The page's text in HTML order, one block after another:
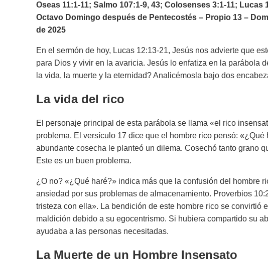
Oseas 11:1-11; Salmo 107:1-9, 43; Colosenses 3:1-11; Lucas
Octavo Domingo después de Pentecostés – Propio 13 –
de 2025
En el sermón de hoy, Lucas 12:13-21, Jesús nos advierte que
para Dios y vivir en la avaricia. Jesús lo enfatiza en la parábola
la vida, la muerte y la eternidad? Analicémosla bajo dos
La vida del rico
El personaje principal de esta parábola se llama «el rico
problema. El versículo 17 dice que el hombre rico pensó:
abundante cosecha le planteó un dilema. Cosechó tanto grano
Este es un buen problema.
¿O no? «¿Qué haré?» indica más que la confusión del hombre
ansiedad por sus problemas de almacenamiento. Proverbios
tristeza con ella». La bendición de este hombre rico se convirtió
maldición debido a su egocentrismo. Si hubiera compartido su
ayudaba a las personas necesitadas.
La Muerte de un Hombre Insensato